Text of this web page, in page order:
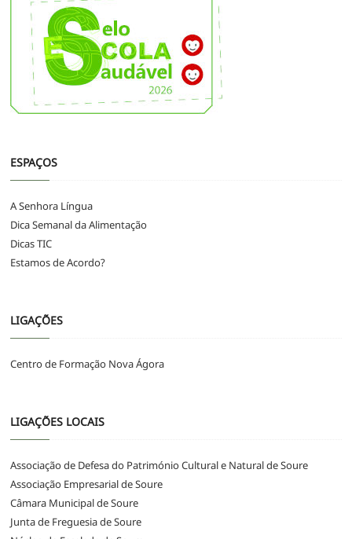
ESPAÇOS
A Senhora Língua
Dica Semanal da Alimentação
Dicas TIC
Estamos de Acordo?
LIGAÇÕES
Centro de Formação Nova Ágora
LIGAÇÕES LOCAIS
Associação de Defesa do Património Cultural e Natural de Soure
Associação Empresarial de Soure
Câmara Municipal de Soure
Junta de Freguesia de Soure